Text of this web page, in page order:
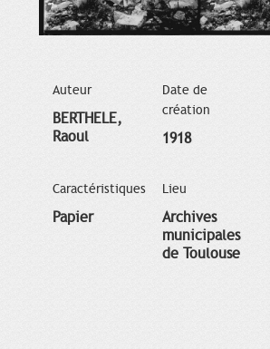
Auteur
BERTHELE,
Raoul
Date de
création
1918
Caractéristiques
Papier
Lieu
Archives
municipales
de Toulouse